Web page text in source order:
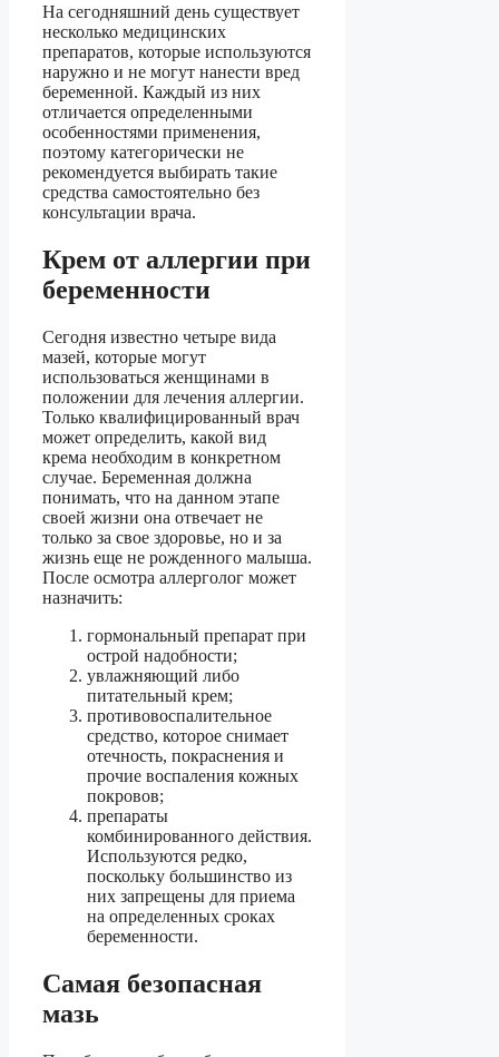
На сегодняшний день существует
несколько медицинских
препаратов, которые используются
наружно и не могут нанести вред
беременной. Каждый из них
отличается определенными
особенностями применения,
поэтому категорически не
рекомендуется выбирать такие
средства самостоятельно без
консультации врача.
Крем от аллергии при
беременности
Сегодня известно четыре вида
мазей, которые могут
использоваться женщинами в
положении для лечения аллергии.
Только квалифицированный врач
может определить, какой вид
крема необходим в конкретном
случае. Беременная должна
понимать, что на данном этапе
своей жизни она отвечает не
только за свое здоровье, но и за
жизнь еще не рожденного малыша.
После осмотра аллерголог может
назначить:
гормональный препарат при
острой надобности;
увлажняющий либо
питательный крем;
противовоспалительное
средство, которое снимает
отечность, покраснения и
прочие воспаления кожных
покровов;
препараты
комбинированного действия.
Используются редко,
поскольку большинство из
них запрещены для приема
на определенных сроках
беременности.
Самая безопасная
мазь